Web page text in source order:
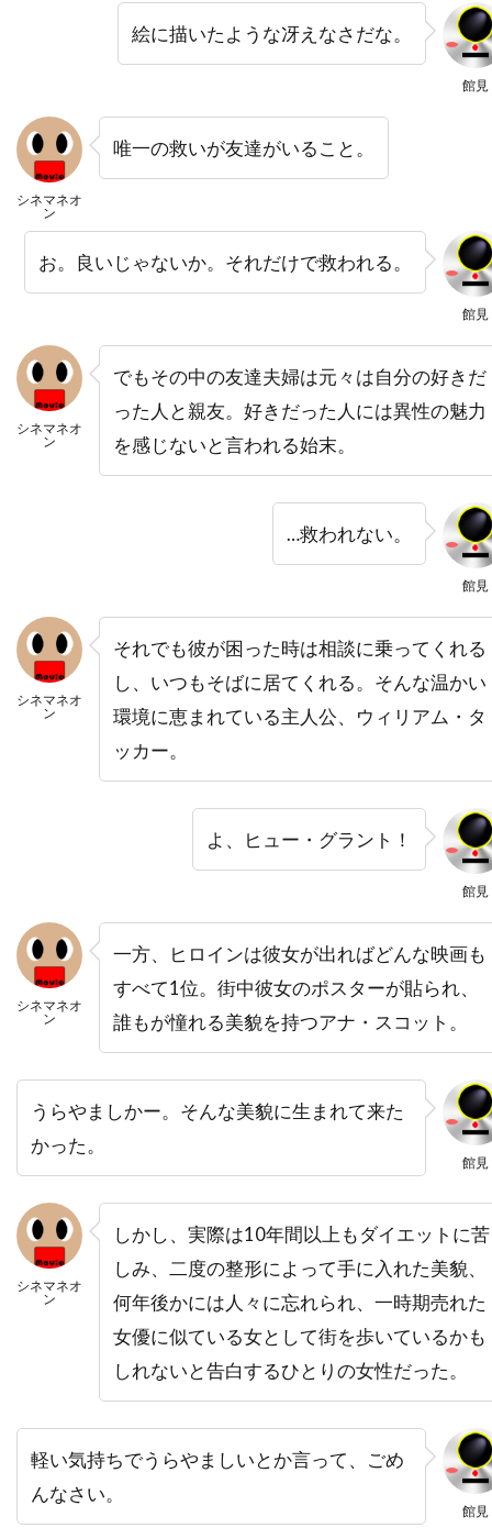
ナチョ・ルイス・カピヤス
ナビル・サワラ
ナンシー・ウィルソン
ナンシー・オリバー
ニコライ・コスター＝ワルドー
ニコラス・カザン
ニコラス・ケイジ
ニコラス・ストーラー
ニコラス・ピレッジ
ニコラ・ジロー
ニコラ・デュヴァル・アダソフスキ
ニコール・キッドマン
ニコール・デボアー
ニッキー・グァダーニ
ニッキー・ブロンスキー
ニック・ウェクスラー
ニック・シェンク
ニック・フロスト
ニック・マクリーン
ニュージャパンフィルム
ニュー・ライン・シネマ
ニラ・パーク
ニーナ・ジェイコブソン
ニール・H・モリッツ
ニール・カントン
ニール・トラヴィス
ニール・マクドノー
ヌーノ・アントゥーンス
ネイサン・カヘイン
ネイサン・ギャンブル
ネイサン・マイスター
ネリー・ベルフラワー
ノア・ワイリー
ノルディスク・フィルム
ノーマン・アルデン
ノーマン・フェル
ノーマン・ロイド
ノーラ・エフロン
ハイクワーン・グエン
ハビエル・アギーレサロベ
ハビエル・サルモネス
ハピネス・ディストリビューション
ハラルド・クローサー
ハリス・ユーリン
ハリー
ハリー・イーデン
ハリー・ウォーターズ・Jr
ハリー・カーニッツ
ハリー・ギルバート
館見
絵に描いたような冴えなさだな。
シネマネオ
ン
唯一の救いが友達がいること。
館見
お。良いじゃないか。それだけで救われる。
シネマネオ
ン
でもその中の友達夫婦は元々は自分の好きだ
った人と親友。好きだった人には異性の魅力
を感じないと言われる始末。
館見
…救われない。
シネマネオ
ン
それでも彼が困った時は相談に乗ってくれる
し、いつもそばに居てくれる。そんな温かい
環境に恵まれている主人公、ウィリアム・タ
ッカー。
館見
よ、ヒュー・グラント！
シネマネオ
ン
一方、ヒロインは彼女が出ればどんな映画も
すべて1位。街中彼女のポスターが貼られ、
誰もが憧れる美貌を持つアナ・スコット。
館見
うらやましかー。そんな美貌に生まれて来た
かった。
シネマネオ
ン
しかし、実際は10年間以上もダイエットに苦
しみ、二度の整形によって手に入れた美貌、
何年後かには人々に忘れられ、一時期売れた
女優に似ている女として街を歩いているかも
しれないと告白するひとりの女性だった。
館見
軽い気持ちでうらやましいとか言って、ごめ
んなさい。